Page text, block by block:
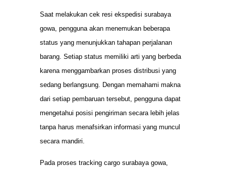
Saat melakukan cek resi ekspedisi surabaya
gowa, pengguna akan menemukan beberapa
status yang menunjukkan tahapan perjalanan
barang. Setiap status memiliki arti yang berbeda
karena menggambarkan proses distribusi yang
sedang berlangsung. Dengan memahami makna
dari setiap pembaruan tersebut, pengguna dapat
mengetahui posisi pengiriman secara lebih jelas
tanpa harus menafsirkan informasi yang muncul
secara mandiri.
Pada proses tracking cargo surabaya gowa,